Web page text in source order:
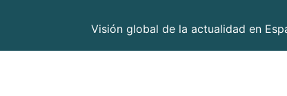
Visión global de la actualidad en